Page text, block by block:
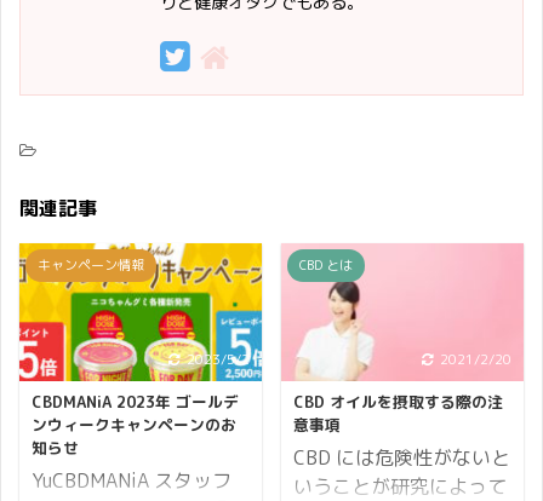
関連記事
キャンペーン情報
2023/5/2
CBDMANiA 2023年 ゴールデ
ンウィークキャンペーンのお
知らせ
YuCBDMANiA スタッフ
CBD とは
2021/2/20
CBD オイルを摂取する際の注
意事項
CBD には危険性がないと
いうことが研究によって